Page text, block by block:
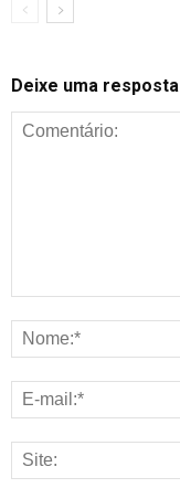
Deixe uma resposta